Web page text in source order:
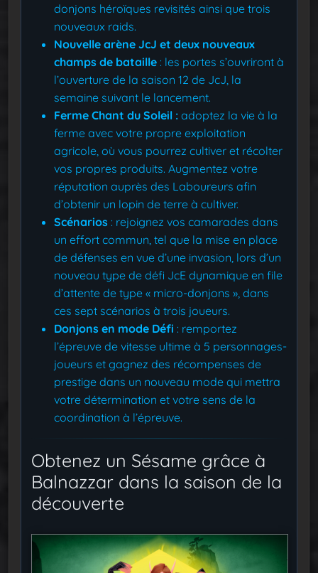
donjons héroïques revisités ainsi que trois
nouveaux raids.
Nouvelle arène JcJ et deux nouveaux
champs de bataille : les portes s’ouvriront à
l’ouverture de la saison 12 de JcJ, la
semaine suivant le lancement.
Ferme Chant du Soleil : adoptez la vie à la
ferme avec votre propre exploitation
agricole, où vous pourrez cultiver et récolter
vos propres produits. Augmentez votre
réputation auprès des Laboureurs afin
d’obtenir un lopin de terre à cultiver.
Scénarios : rejoignez vos camarades dans
un effort commun, tel que la mise en place
de défenses en vue d’une invasion, lors d’un
nouveau type de défi JcE dynamique en file
d’attente de type « micro-donjons », dans
ces sept scénarios à trois joueurs.
Donjons en mode Défi : remportez
l’épreuve de vitesse ultime à 5 personnages-
joueurs et gagnez des récompenses de
prestige dans un nouveau mode qui mettra
votre détermination et votre sens de la
coordination à l’épreuve.
Obtenez un Sésame grâce à
Balnazzar dans la saison de la
découverte